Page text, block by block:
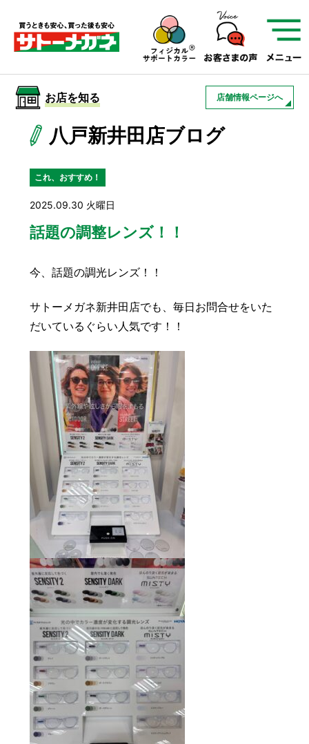
サトーメガネを知る
サトーメガネについて
01 サトーメガネの遠近
検査・フィッティング
03 アフターサービス
お店を知る
サービスを知る
豆知識
お知らせ
お問い合わせ
採用情報
お店を知る 店舗情報ページへ
八戸新井田店ブログ
これ、おすすめ！
2025.09.30 火曜日
話題の調整レンズ！！
今、話題の調光レンズ！！
サトーメガネ新井田店でも、毎日お問合せをいた
だいているぐらい人気です！！